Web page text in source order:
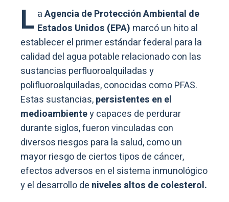
L aAgencia de Protección Ambiental de
Estados Unidos (EPA) marcó un hito al
establecer el primer estándar federal para la
calidad del agua potable relacionado con las
sustancias perfluoroalquiladas y
polifluoroalquiladas, conocidas como PFAS.
Estas sustancias,persistentes en el
medioambientey capaces de perdurar
durante siglos, fueron vinculadas con
diversos riesgos para la salud, como un
mayor riesgo de ciertos tipos de cáncer,
efectos adversos en el sistema inmunológico
y el desarrollo de niveles altos de colesterol.